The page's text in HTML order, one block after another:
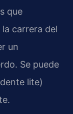
que
carrera del
un
Se puede
lite)